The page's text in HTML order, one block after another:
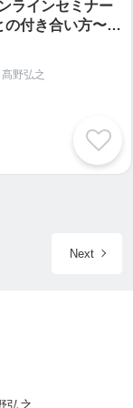
ラインセミナー
の付き合い方〜」
考える〜｜豊受
野弘之
Next